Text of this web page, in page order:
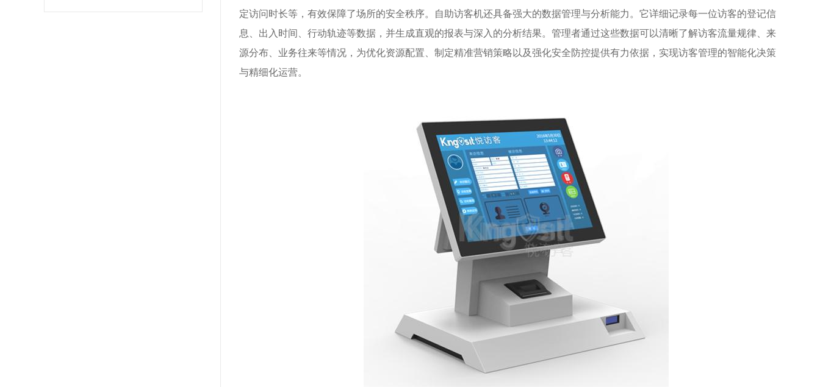
定访问时长等，有效保障了场所的安全秩序。自助访客机还具备强大的数据管理与分析能力。它详细记录每一位访客的登记信
息、出入时间、行动轨迹等数据，并生成直观的报表与深入的分析结果。管理者通过这些数据可以清晰了解访客流量规律、来
源分布、业务往来等情况，为优化资源配置、制定精准营销策略以及强化安全防控提供有力依据，实现访客管理的智能化决策
与精细化运营。